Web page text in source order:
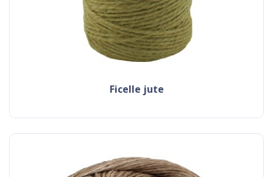
ficelle jute